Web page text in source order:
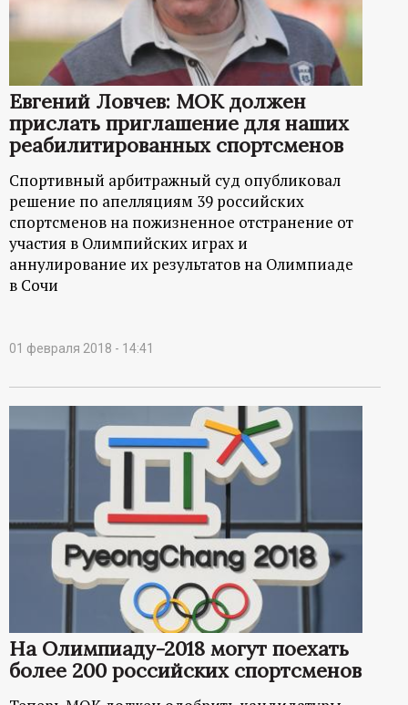
Евгений Ловчев: МОК должен
прислать приглашение для наших
реабилитированных спортсменов
Спортивный арбитражный суд опубликовал
решение по апелляциям 39 российских
спортсменов на пожизненное отстранение от
участия в Олимпийских играх и
аннулирование их результатов на Олимпиаде
в Сочи
01 февраля 2018 - 14:41
На Олимпиаду-2018 могут поехать
более 200 российских спортсменов